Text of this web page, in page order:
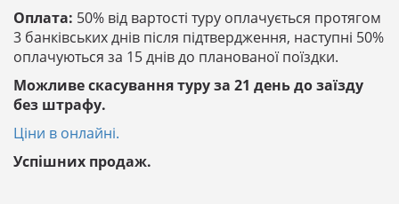
Оплата: 50% від вартості туру оплачується протягом
3 банківських днів після підтвердження, наступні 50%
оплачуються за 15 днів до планованої поїздки.
Можливе скасування туру за 21 день до заїзду
без штрафу.
Ціни в онлайні.
Успішних продаж.